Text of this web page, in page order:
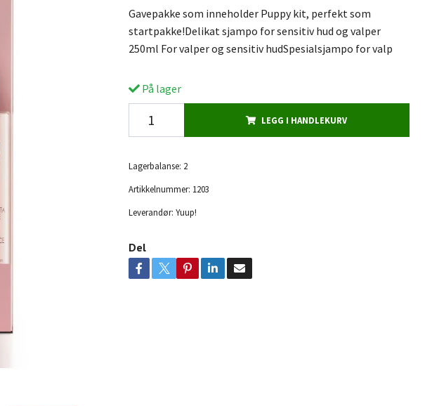
Gavepakke som inneholder Puppy kit, perfekt som
startpakke!Delikat sjampo for sensitiv hud og valper
250ml For valper og sensitiv hudSpesialsjampo for valp
På lager
LEGG I HANDLEKURV
Lagerbalanse: 2
Artikkelnummer: 1203
Leverandør: Yuup!
Del